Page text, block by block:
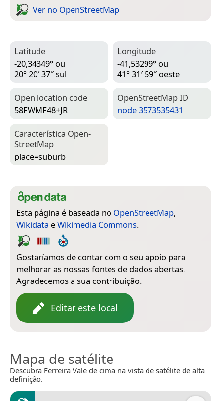
Ver no Open­Street­Map
Latitude
-20,34349° ou
20° 20′ 37″ sul
Longitude
-41,53299° ou
41° 31′ 59″ oeste
Open location code
58FWMF48+JR
Open­Street­Map ID
node 3573535431
Característica Open­
Street­Map
place=­suburb
Esta página é baseada no OpenStreetMap,
Wikidata eWikimedia Commons.
Gostaríamos de contar com o seu apoio para
melhorar as nossas fontes de dados abertas.
Agradecemos a sua contribuição.
Editar este local
Mapa de satélite
Descubra Ferreira Vale de cima na vista de satélite de alta
definição.